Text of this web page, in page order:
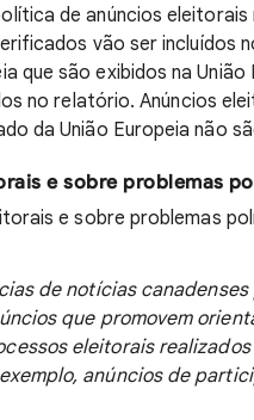
de anúncios eleitorais
vão ser incluídos
que são exibidos na União
no relatório. Anúncios
da União Europeia não
e sobre problemas
e sobre problemas
de notícias
que promovem
eleitorais
anúncios de